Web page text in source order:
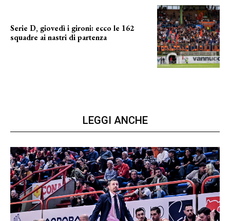
Serie D, giovedì i gironi: ecco le 162
squadre ai nastri di partenza
LEGGI ANCHE